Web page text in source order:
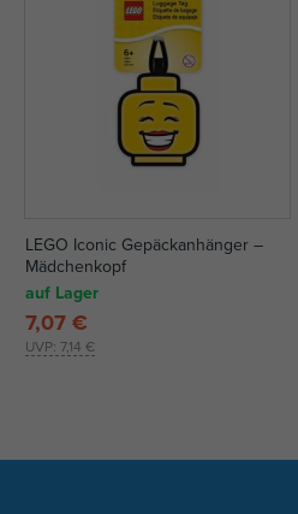
LEGO Iconic Gepäckanhänger –
Mädchenkopf
auf Lager
UVP: 7,14 €
7,07 €